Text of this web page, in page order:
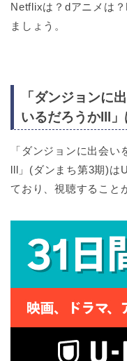
Netflixは？dアニメは
ましょう。
「ダンジョンに
いるだろうかlll」
「ダンジョンに出会
lll」(ダンまち第3期)
ており、視聴すること